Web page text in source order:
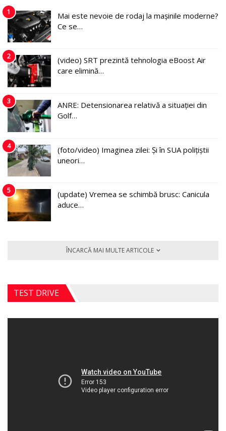
1
Mai este nevoie de rodaj la mașinile moderne?
Ce se…
2
(video) SRT prezintă tehnologia eBoost Air
care elimină…
3
ANRE: Detensionarea relativă a situației din
Golf…
4
(foto/video) Imaginea zilei: Și în SUA polițiștii
uneori…
5
(update) Vremea se schimbă brusc: Canicula
aduce…
ÎNCARCĂ MAI MULTE ARTICOLE
TEST DRIVE